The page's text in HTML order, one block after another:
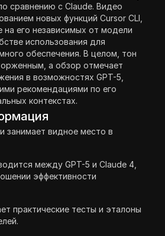
сравнению с Claude. Видео
новых функций Cursor CLI,
на его независимых от модели
использования для
обеспечения. В целом, тон
а обзор отмечает
в возможностях GPT-5,
рекомендациями по его
контекстах.
занимает видное место в
между GPT-5 и Claude 4,
эффективности
практические тесты и эталоны